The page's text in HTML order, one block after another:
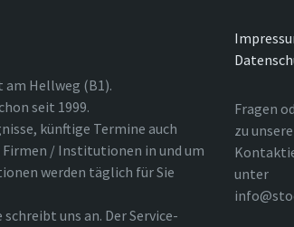
Hellweg (B1).
seit 1999.
künftige Termine auch
Firmen / Institutionen in und um
werden täglich für Sie
uns an. Der Service-
Fragen
zu
unter